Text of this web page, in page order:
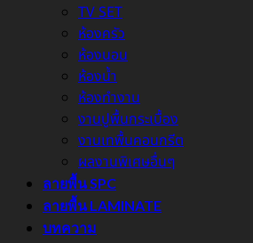
TV SET
ห้องครัว
ห้องนอน
ห้องน้ำ
ห้องทำงาน
งานปูพื้นกระเบื้อง
งานเทพื้นคอนกรีต
ผลงานพิเศษอื่นๆ
ลายพื้น SPC
ลายพื้น LAMINATE
บทความ